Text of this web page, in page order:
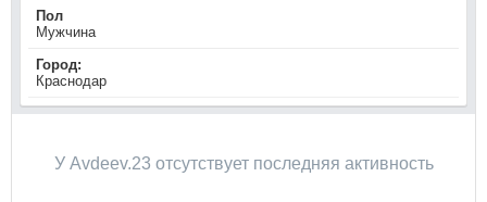
Пол
Мужчина
Город:
Краснодар
У Avdeev.23 отсутствует последняя активность